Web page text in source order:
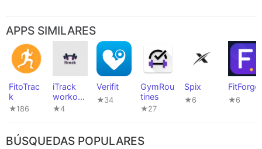
APPS SIMILARES
FitoTrac
k
★186
iTrack
workout
tracker
★4
Verifit
★34
GymRou
tines
★27
Spix
★6
FitForge
★6
BÚSQUEDAS POPULARES